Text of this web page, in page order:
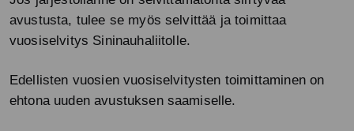
avustusta, tulee se myös selvittää ja toimittaa
vuosiselvitys Sininauhaliitolle.
Edellisten vuosien vuosiselvitysten toimittaminen on
ehtona uuden avustuksen saamiselle.